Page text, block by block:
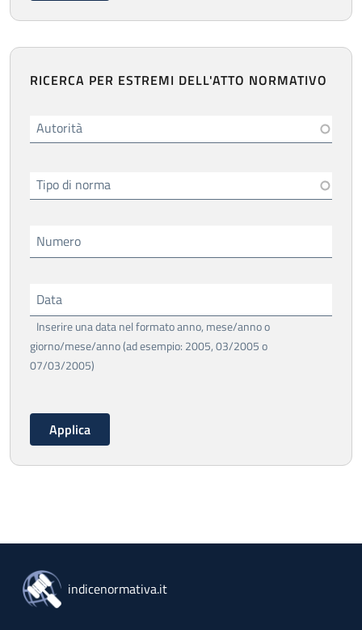
RICERCA PER ESTREMI DELL'ATTO NORMATIVO
Autorità
Tipo di norma
Numero
Data
Inserire una data nel formato anno, mese/anno o
giorno/mese/anno (ad esempio: 2005, 03/2005 o
07/03/2005)
indicenormativa.it